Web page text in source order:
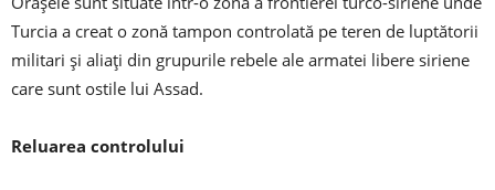
Turcia a creat o zonă tampon controlată pe teren de luptătorii
militari și aliați din grupurile rebele ale armatei libere siriene
care sunt ostile lui Assad.
Reluarea controlului